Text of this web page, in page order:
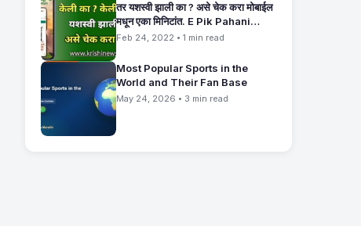
तर यशस्वी झाली का ? असे चेक करा मोबाईल
मधून एका मिनिटांत. E Pik Pahani
Status Check
Feb 24, 2022 • 1 min read
Most Popular Sports in the
World and Their Fan Base
May 24, 2026 • 3 min read